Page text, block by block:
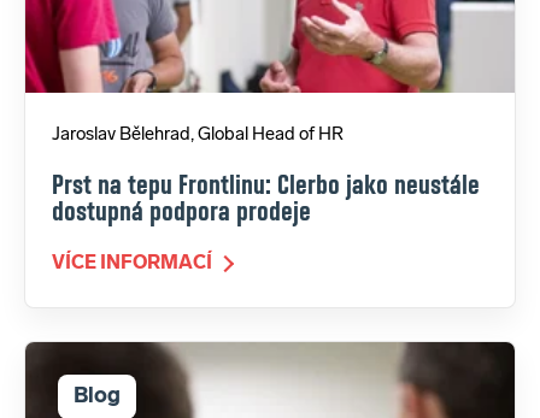
Jaroslav Bělehrad, Global Head of HR
Prst na tepu Frontlinu: Clerbo jako neustále
dostupná podpora prodeje
VÍCE INFORMACÍ
Blog